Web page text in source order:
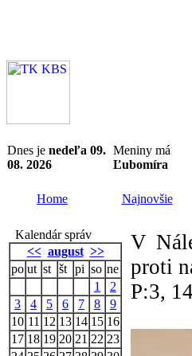
Dnes je nedeľa 09.
08. 2026
Meniny má
Ľubomíra
Home Najnovšie
Kalendár správ
<< august >>
po ut st št pi so ne
1
2
3
4 5 6 7 8
9
10 11 12 13 14 15 16
17 18 19 20 21 22 23
V
proti
P:3,